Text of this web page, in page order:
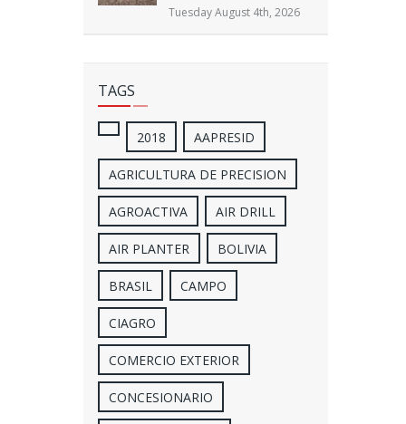
Tuesday August 4th, 2026
TAGS
2018 AAPRESID
AGRICULTURA DE PRECISION
AGROACTIVA AIR DRILL
AIR PLANTER BOLIVIA
BRASIL CAMPO
CIAGRO
COMERCIO EXTERIOR
CONCESIONARIO